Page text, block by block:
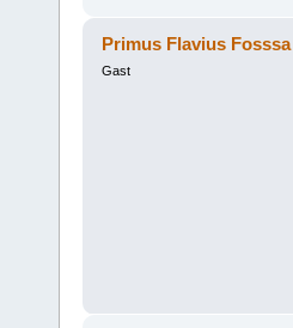
Primus Flavius Fosssa
Gast